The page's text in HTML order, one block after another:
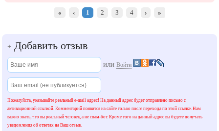
« ‹ 1 2 3 4 › »
+ Добавить отзыв
илиВойти
Пожалуйста, указывайте реальный e-mail адрес! На данный адрес будет отправлено письмо с
активационной ссылкой. Комментарий появится на сайте только после перехода по этой ссылке. Нам
важно знать, что вы реальный человек, а не спам-бот. Кроме того на данный адрес вы будете получать
уведомления об ответах на Ваш отзыв.